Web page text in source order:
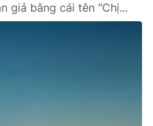
giả bằng cái tên “Chị...